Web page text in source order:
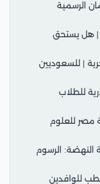
الرسمية
| هل يستحق
| للسعوديين
للطلاب
مصر للعلوم
النهضة: الرسوم
للوافدين